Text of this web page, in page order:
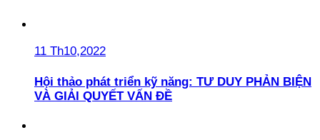
11 Th10,2022
Hội thảo phát triển kỹ năng: TƯ DUY PHẢN BIỆN
VÀ GIẢI QUYẾT VẤN ĐỀ